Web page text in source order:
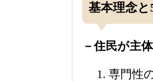
基本理念
－住民が主
1. 専門性